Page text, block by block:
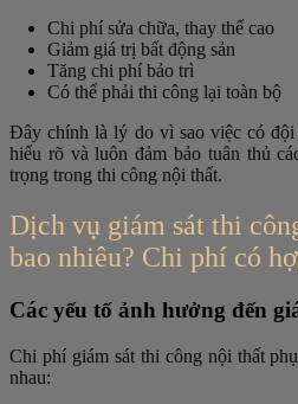
Chi phí sửa chữa, thay thế cao
Giảm giá trị bất động sản
Tăng chi phí bảo trì
Có thể phải thi công lại toàn bộ
Đây chính là lý do vì sao việc có đội
hiểu rõ và luôn đảm bảo tuân thủ
trọng trong thi công nội thất.
Dịch vụ giám sát thi
bao nhiêu? Chi phí có
Các yếu tố ảnh hưởng đến
Chi phí giám sát thi công nội thất
nhau: